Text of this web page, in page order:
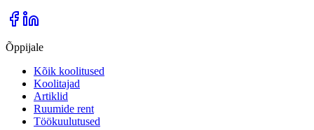
Õppijale
Kõik koolitused
Koolitajad
Artiklid
Ruumide rent
Töökuulutused